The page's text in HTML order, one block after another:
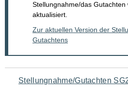
Stellungnahme/das Gutachten
aktualisiert.
Zur aktuellen Version der
Gutachtens
Navigation
Stellungnahme/Gutachten